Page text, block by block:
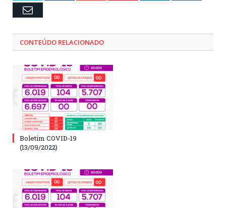
Email
CONTEÚDO RELACIONADO
Boletim COVID-19
(13/09/2022)